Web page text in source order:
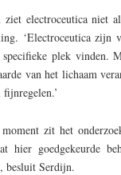
ziet electroceutica niet
‘Electroceutica zijn
specifieke plek vinden.
van het lichaam
zit het
hier goedgekeurde
besluit Serdijn.